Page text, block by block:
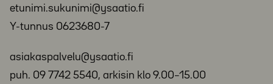
etunimi.sukunimi@ysaatio.fi
Y-tunnus 0623680-7
asiakaspalvelu@ysaatio.fi
puh. 09 7742 5540, arkisin klo 9.00–15.00